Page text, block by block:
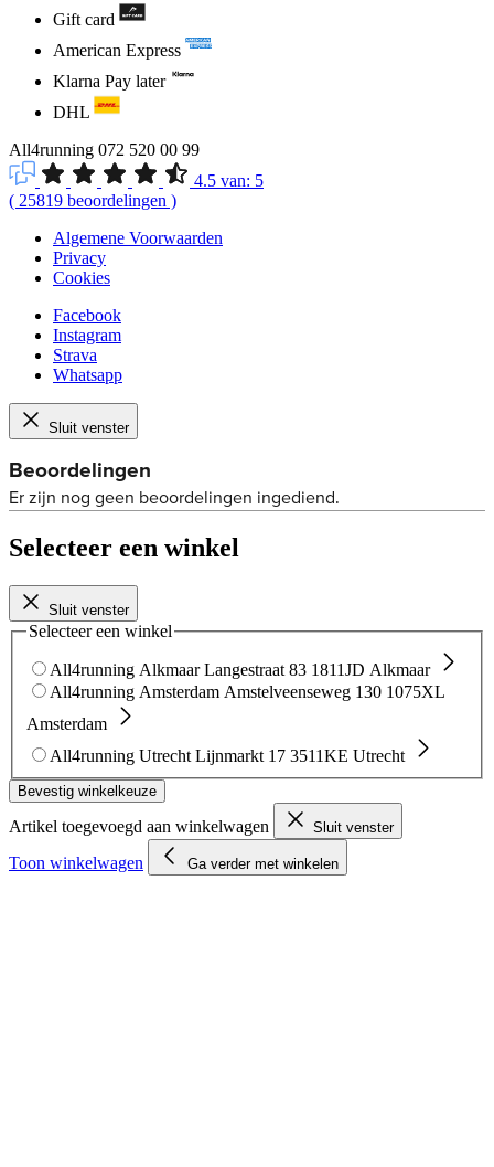
Gift card
American Express
Klarna Pay later
DHL
All4running 072 520 00 99
4.5 van: 5
( 25819 beoordelingen )
Algemene Voorwaarden
Privacy
Cookies
Facebook
Instagram
Strava
Whatsapp
Sluit venster
Selecteer een winkel
Sluit venster
Selecteer een winkel
All4running Alkmaar Langestraat 83 1811JD Alkmaar
All4running Amsterdam Amstelveenseweg 130 1075XL
Amsterdam
All4running Utrecht Lijnmarkt 17 3511KE Utrecht
Bevestig winkelkeuze
Artikel toegevoegd aan winkelwagen Sluit venster
Toon winkelwagen Ga verder met winkelen